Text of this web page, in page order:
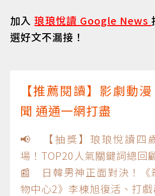
加入琅琅悅讀 Google News
選好文不漏接！
【推薦閱讀】影劇動
聞 通通一網打盡
📢 【抽獎】琅琅悅讀四
場！TOP20人氣關鍵詞總回
📰 日韓男神正面對決！《
物中心2》李棟旭復活、打